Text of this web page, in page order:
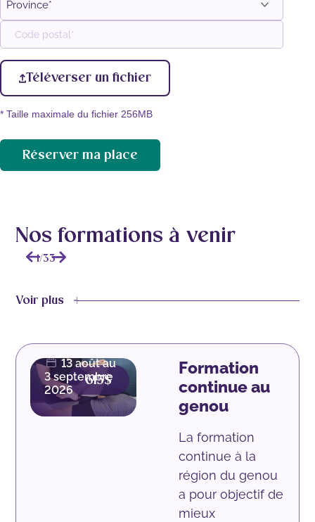
Province
Code
postalTéléverser un fichier
* Taille maximale du fichier 256MB
Réserver ma place
Nos formations à venir
1/33
Voir plus
615$
Présentiel
13 août au
3 septembre
2026
Formation
continue au
genou
La formation
continue à la
région du genou
a pour objectif de
mieux